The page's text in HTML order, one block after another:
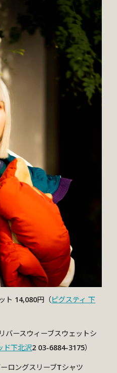
ト 14,080円（ピグスティ 下
バースウィーブスウェットシ
ド下北沢2 03-6884-3175）
ロングスリーブTシャツ